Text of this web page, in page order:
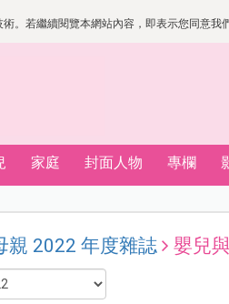
。若繼續閱覽本網站內容，即表示您同意
家庭 封面人物 專欄
親 2022 年度雜誌 嬰兒